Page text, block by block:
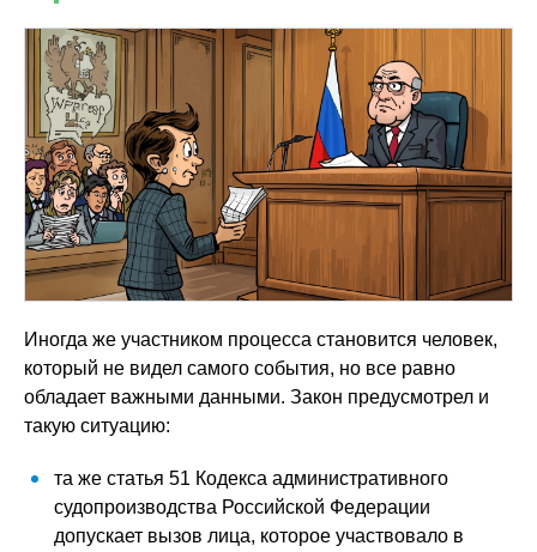
Иногда же участником процесса становится человек,
который не видел самого события, но все равно
обладает важными данными. Закон предусмотрел и
такую ситуацию:
та же статья 51 Кодекса административного
судопроизводства Российской Федерации
допускает вызов лица, которое участвовало в